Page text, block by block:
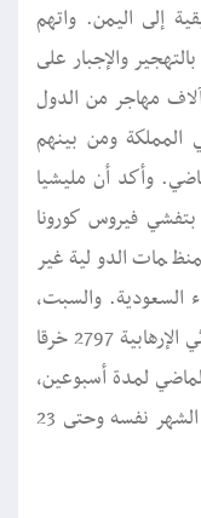
إلى اليمن. واتهم
والإجبار على
تحت تهديد السلاح لأكثر من 8 آلاف مهاجر من الدول
المملكة ومن بينهم
وأكد أن مليشيا
بتفشي فيروس كورونا
الدولية غير
السعودية. والسبت،
أعلن التحالف العربي ارتكاب مليشيا الحوثي الإرهابية 2797 خرقا
أبريل/نيسان الماضي لمدة أسبوعين،
وجرى تمديدها شهراً إضافياً في الـ23 من الشهر نفسه وحتى 23